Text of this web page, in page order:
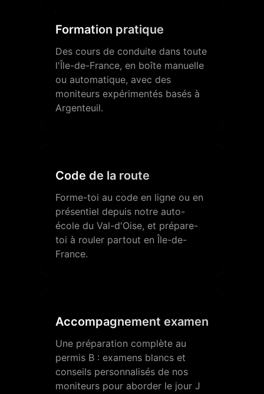
Formation pratique
Des cours de conduite dans toute
l'Île-de-France, en boîte manuelle
ou automatique, avec des
moniteurs expérimentés basés à
Argenteuil.
Code de la route
Forme-toi au code en ligne ou en
présentiel depuis notre auto-
école du Val-d'Oise, et prépare-
toi à rouler partout en Île-de-
France.
Accompagnement examen
Une préparation complète au
permis B : examens blancs et
conseils personnalisés de nos
moniteurs pour aborder le jour J